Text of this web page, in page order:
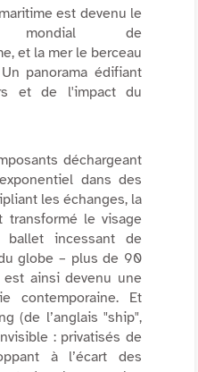
est devenu le
mondial de
et la mer le berceau
panorama édifiant
et de l'impact du
déchargeant
dans des
les échanges, la
transformé le visage
ballet incessant de
globe – plus de 90
ainsi devenu une
contemporaine. Et
(de l’anglais "ship",
: privatisés de
à l’écart des